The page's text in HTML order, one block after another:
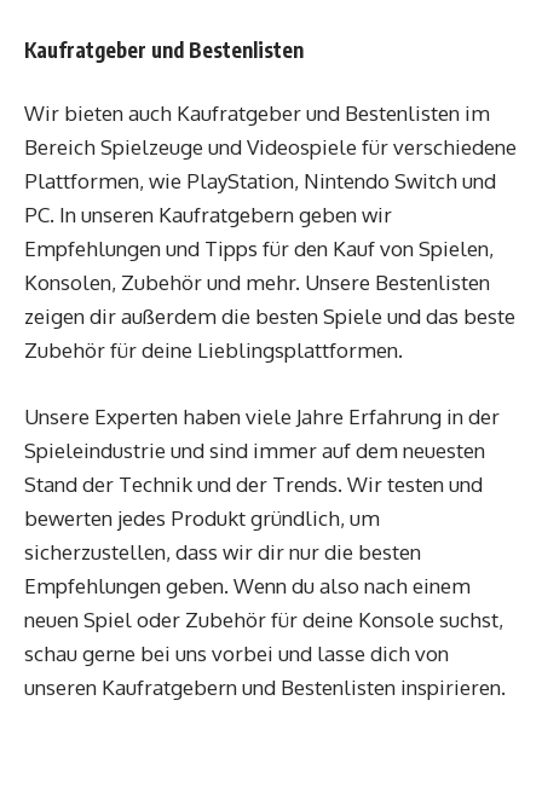
Kaufratgeber und Bestenlisten
Wir bieten auch Kaufratgeber und Bestenlisten im
Bereich Spielzeuge und Videospiele für verschiedene
Plattformen, wie PlayStation, Nintendo Switch und
PC. In unseren Kaufratgebern geben wir
Empfehlungen und Tipps für den Kauf von Spielen,
Konsolen, Zubehör und mehr. Unsere Bestenlisten
zeigen dir außerdem die besten Spiele und das beste
Zubehör für deine Lieblingsplattformen.
Unsere Experten haben viele Jahre Erfahrung in der
Spieleindustrie und sind immer auf dem neuesten
Stand der Technik und der Trends. Wir testen und
bewerten jedes Produkt gründlich, um
sicherzustellen, dass wir dir nur die besten
Empfehlungen geben. Wenn du also nach einem
neuen Spiel oder Zubehör für deine Konsole suchst,
schau gerne bei uns vorbei und lasse dich von
unseren Kaufratgebern und Bestenlisten inspirieren.